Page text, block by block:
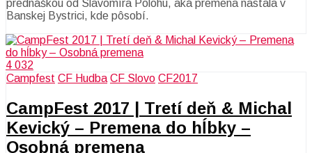
prednáškou od Slavomíra Polohu, aká premena nastala v
Banskej Bystrici, kde pôsobí.
4 032
Campfest CF Hudba CF Slovo CF2017
CampFest 2017 | Tretí deň & Michal
Kevický – Premena do hĺbky –
Osobná premena